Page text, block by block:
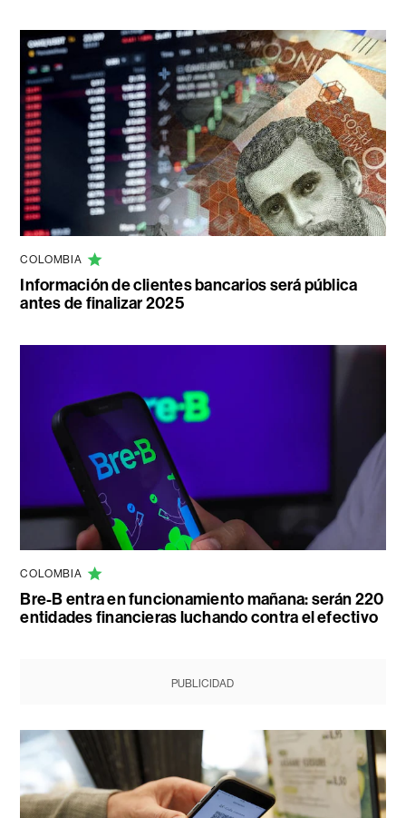
COLOMBIA
Información de clientes bancarios será pública
antes de finalizar 2025
COLOMBIA
Bre-B entra en funcionamiento mañana: serán 220
entidades financieras luchando contra el efectivo
PUBLICIDAD